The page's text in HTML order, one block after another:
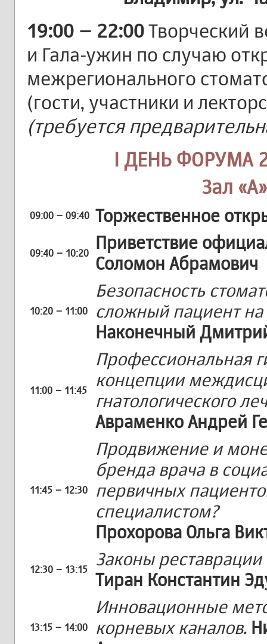
19:00 – 22:00Творческий
и Гала-ужин по случаю
межрегионального
(гости, участники и
(требуется
I ДЕНЬ ФОРУМА
Зал
09:00 – 09:40 Торжественное
09:40 – 10:20
Приветствие
Соломон Абрамович
10:20 – 11:00
Безопасность
сложный пациент
Наконечный
11:00 – 11:45
Профессиональная
концепции
гнатологического
Авраменко Андрей
11:45 – 12:30
Продвижение и
бренда врача в
первичных
специалистом?
Прохорова Ольга
12:30 – 13:15
Законы
Тиран Константин
13:15 – 14:00
Инновационные
корневых каналов.